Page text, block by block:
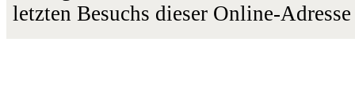
letzten Besuchs dieser Online-Adresse